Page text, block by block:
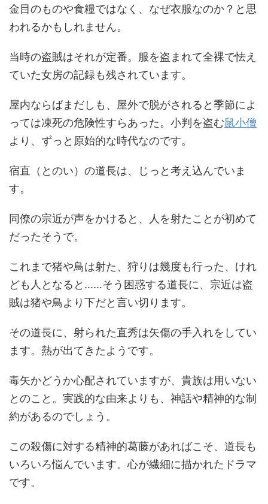
金目のものや食糧ではなく、なぜ衣服なのか？と思
われるかもしれません。
当時の盗賊はそれが定番。服を盗まれて全裸で怯え
ていた女房の記録も残されています。
屋内ならばまだしも、屋外で脱がされると季節によ
っては凍死の危険性すらあった。小判を盗む鼠小僧
より、ずっと原始的な時代なのです。
宿直（とのい）の道長は、じっと考え込んでいま
す。
同僚の宗近が声をかけると、人を射たことが初めて
だったそうで。
これまで猪や鳥は射た、狩りは幾度も行った、けれ
ども人となると……そう困惑する道長に、宗近は盗
賊は猪や鳥より下だと言い切ります。
その道長に、射られた直秀は矢傷の手入れをしてい
ます。熱が出てきたようです。
毒矢かどうか心配されていますが、貴族は用いない
とのこと。実践的な由来よりも、神話や精神的な制
約があるのでしょう。
この殺傷に対する精神的葛藤があればこそ、道長も
いろいろ悩んでいます。心が繊細に描かれたドラマ
です。